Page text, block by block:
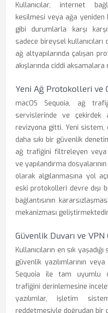
Kullanıcılar, internet
kesilmesi veya ağa yeniden
gibi durumlarla karşı
sadece bireysel
ağ altyapılarında çalışan
akışlarında ciddi aksamalara
Yeni Ağ Protokolleri ve
macOS Sequoia, ağ
servislerinde ve çekirdek
revizyona gitti. Yeni sistem,
daha sıkı bir güvenlik
ağ trafiğini filtreleyen
ve yapılandırma
olarak algılanmasına yol
eski protokolleri devre dışı
bağlantısının
mekanizması
Güvenlik Duvarı ve VPN
Kullanıcıların en sık
güvenlik yazılımlarının
Sequoia ile tam uyumlu
trafiğini derinlemesine
yazılımlar, işletim
reddetmesiyle doğrudan bir